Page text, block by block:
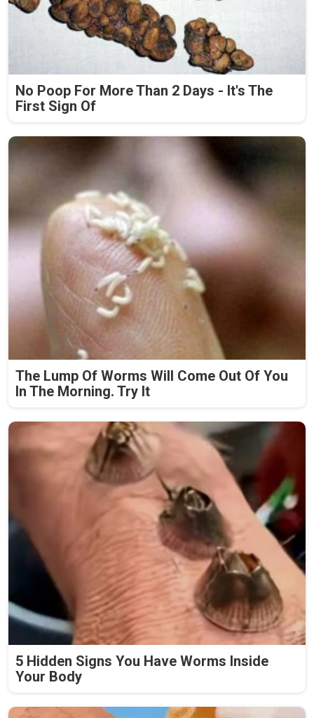
No Poop For More Than 2 Days - It's The
First Sign Of
The Lump Of Worms Will Come Out Of You
In The Morning. Try It
5 Hidden Signs You Have Worms Inside
Your Body